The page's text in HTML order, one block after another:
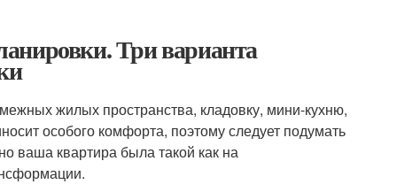
Три варианта
жилых пространства, кладовку, мини-кухню,
особого комфорта, поэтому следует подумать
ваша квартира была такой как на